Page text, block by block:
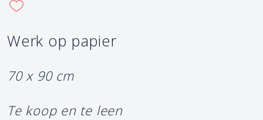
Werk op papier
70 x 90 cm
Te koop en te leen